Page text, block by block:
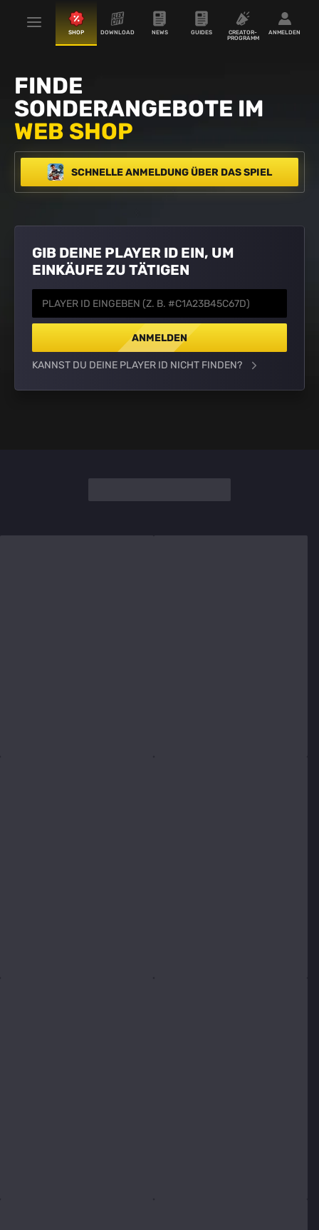
SHOP DOWNLOAD NEWS GUIDES
CREATOR-
PROGRAMM
ANMELDEN
FINDE
SONDERANGEBOTE IM
WEB SHOP
SCHNELLE ANMELDUNG ÜBER DAS SPIEL
GIB DEINE PLAYER ID EIN, UM
EINKÄUFE ZU TÄTIGEN
ANMELDEN
KANNST DU DEINE PLAYER ID NICHT FINDEN?